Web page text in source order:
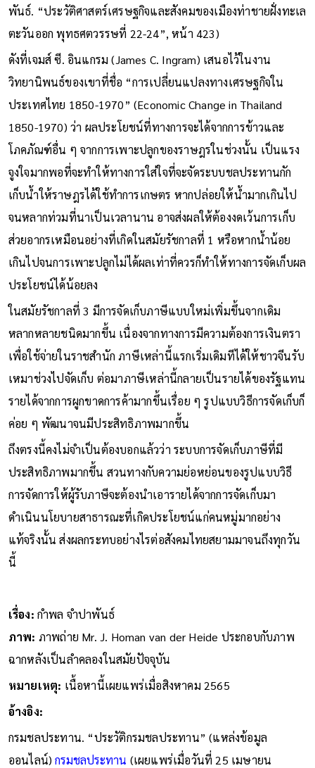
พันธ์. “ประวัติศาสตร์เศรษฐกิจและสังคมของเมืองท่าชายฝั่งทะเล
ตะวันออก พุทธศตวรรษที่ 22-24”, หน้า 423)
ดังที่เจมส์ ซี. อินแกรม (James C. Ingram) เสนอไว้ในงาน
วิทยานิพนธ์ของเขาที่ชื่อ “การเปลี่ยนแปลงทางเศรษฐกิจใน
ประเทศไทย 1850-1970” (Economic Change in Thailand
1850-1970) ว่า ผลประโยชน์ที่ทางการจะได้จากการข้าวและ
โภคภัณฑ์อื่น ๆ จากการเพาะปลูกของราษฎรในช่วงนั้น เป็นแรง
จูงใจมากพอที่จะทำให้ทางการใส่ใจที่จะจัดระบบชลประทานกัก
เก็บน้ำให้ราษฎรได้ใช้ทำการเกษตร หากปล่อยให้น้ำมากเกินไป
จนหลากท่วมที่นาเป็นเวลานาน อาจส่งผลให้ต้องงดเว้นการเก็บ
ส่วยอากรเหมือนอย่างที่เกิดในสมัยรัชกาลที่ 1 หรือหากน้ำน้อย
เกินไปจนการเพาะปลูกไม่ได้ผลเท่าที่ควรก็ทำให้ทางการจัดเก็บผล
ประโยชน์ได้น้อยลง
ในสมัยรัชกาลที่ 3 มีการจัดเก็บภาษีแบบใหม่เพิ่มขึ้นจากเดิม
หลากหลายชนิดมากขึ้น เนื่องจากทางการมีความต้องการเงินตรา
เพื่อใช้จ่ายในราชสำนัก ภาษีเหล่านี้แรกเริ่มเดิมทีได้ให้ชาวจีนรับ
เหมาช่วงไปจัดเก็บ ต่อมาภาษีเหล่านี้กลายเป็นรายได้ของรัฐแทน
รายได้จากการผูกขาดการค้ามากขึ้นเรื่อย ๆ รูปแบบวิธีการจัดเก็บก็
ค่อย ๆ พัฒนาจนมีประสิทธิภาพมากขึ้น
ถึงตรงนี้คงไม่จำเป็นต้องบอกแล้วว่า ระบบการจัดเก็บภาษีที่มี
ประสิทธิภาพมากขึ้น สวนทางกับความย่อหย่อนของรูปแบบวิธี
การจัดการให้ผู้รับภาษีจะต้องนำเอารายได้จากการจัดเก็บมา
ดำเนินนโยบายสาธารณะที่เกิดประโยชน์แก่คนหมู่มากอย่าง
แท้จริงนั้น ส่งผลกระทบอย่างไรต่อสังคมไทยสยามมาจนถึงทุกวัน
นี้
เรื่อง: กำพล จำปาพันธ์
ภาพ: ภาพถ่าย Mr. J. Homan van der Heide ประกอบกับภาพ
ฉากหลังเป็นลำคลองในสมัยปัจจุบัน
หมายเหตุ: เนื้อหานี้เผยแพร่เมื่อสิงหาคม 2565
อ้างอิง:
กรมชลประทาน. “ประวัติกรมชลประทาน” (แหล่งข้อมูล
ออนไลน์)กรมชลประทาน (เผยแพร่เมื่อวันที่ 25 เมษายน